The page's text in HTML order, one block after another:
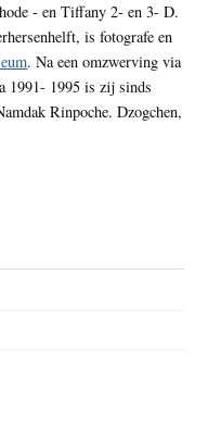
- en Tiffany 2- en 3- D.
is fotografe en
. Na een omzwerving via
1991- 1995 is zij sinds
Rinpoche. Dzogchen,